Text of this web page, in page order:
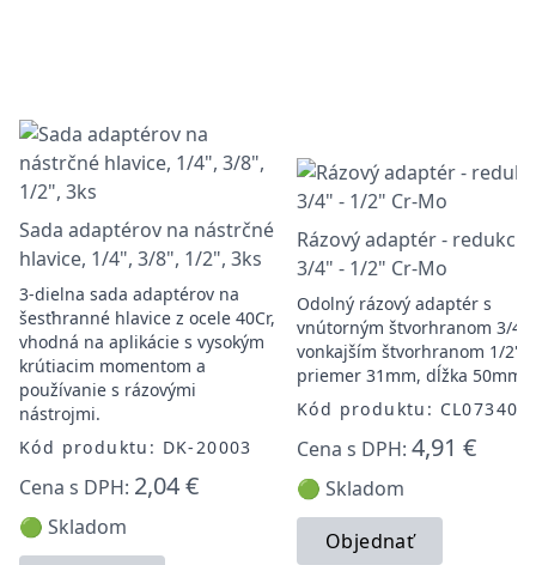
Sada adaptérov na nástrčné
hlavice, 1/4", 3/8", 1/2", 3ks
3-dielna sada adaptérov na
šesťhranné hlavice z ocele 40Cr,
vhodná na aplikácie s vysokým
krútiacim momentom a
používanie s rázovými
nástrojmi.
Kód produktu: DK-20003
Cena s DPH: 2,04 €
🟢 Skladom
Rázový adaptér - redukcia
3/4" - 1/2" Cr-Mo
Odolný rázový adaptér s
vnútorným štvorhranom 3/4"
vonkajším štvorhranom 1/2",
priemer 31mm, dĺžka 50mm.
Kód produktu:
Cena s DPH: 4,91 €
🟢 Skladom
Objednať